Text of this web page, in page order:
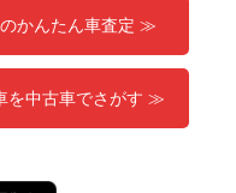
かんたん車査定 ≫
を中古車でさがす ≫